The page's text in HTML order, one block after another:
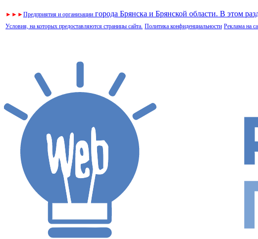
► ► ►Предприятия и организации города Брянска и Брянской области. В этом
Условия, на которых предоставляются страницы сайта. Политика конфиденциальности Реклама на